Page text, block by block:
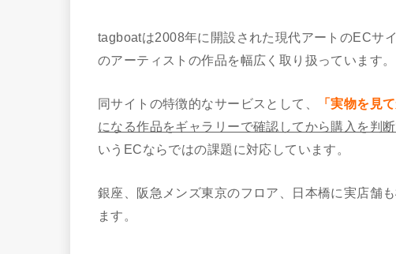
tagboatは2008年に開設された現代アートのECサ
のアーティストの作品を幅広く取り扱っています。
同サイトの特徴的なサービスとして、 「実物を見
になる作品をギャラリーで確認してから購入を判
いうECならではの課題に対応しています。
銀座、阪急メンズ東京のフロア、日本橋に実店舗
ます。